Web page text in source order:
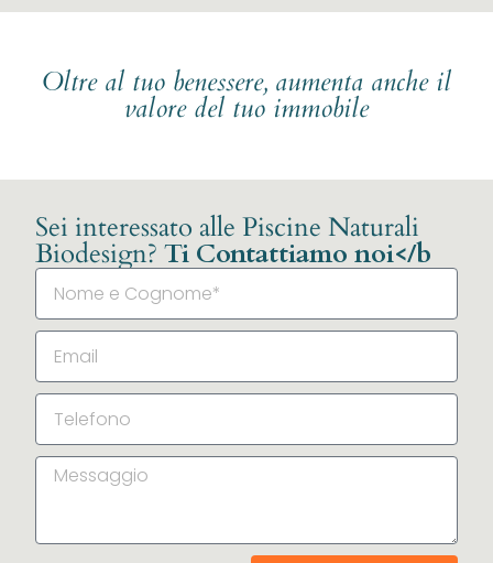
Oltre al tuo benessere, aumenta anche il
valore del tuo immobile
Sei interessato alle Piscine Naturali
Biodesign? Ti Contattiamo noi</b